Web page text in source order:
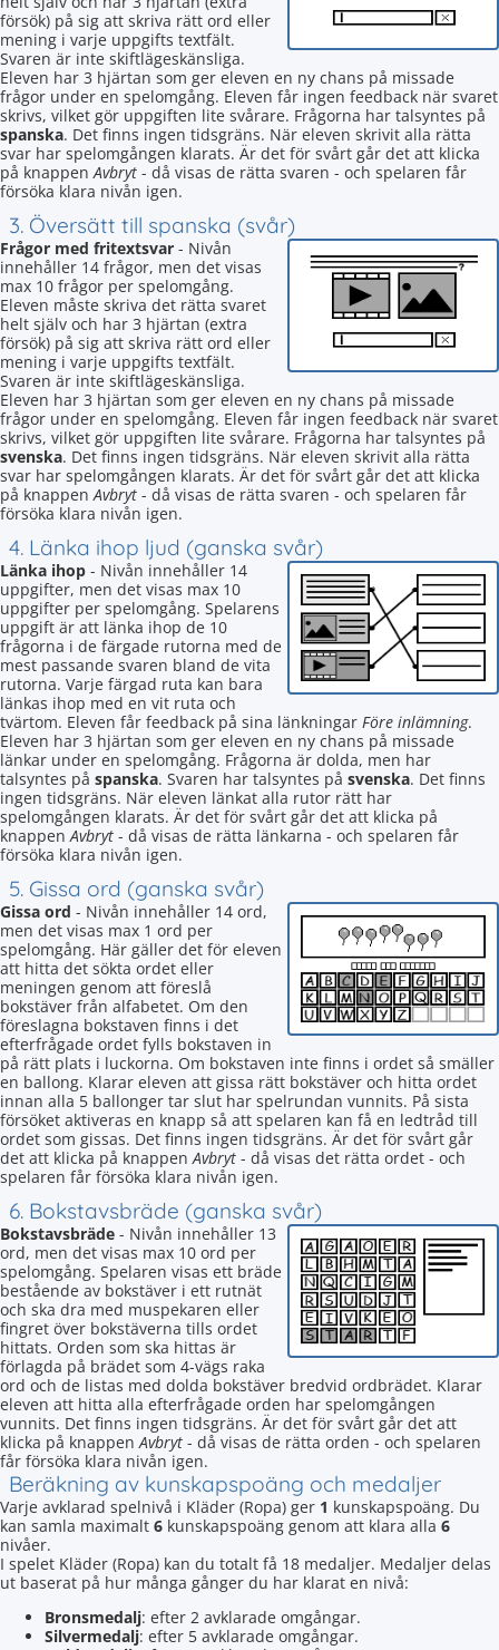
försök) på sig att skriva rätt ord eller
mening i varje uppgifts textfält.
Svaren är inte skiftlägeskänsliga.
Eleven har 3 hjärtan som ger eleven en ny chans på missade
frågor under en spelomgång. Eleven får ingen feedback när svaret
skrivs, vilket gör uppgiften lite svårare. Frågorna har talsyntes på
spanska. Det finns ingen tidsgräns. När eleven skrivit alla rätta
svar har spelomgången klarats. Är det för svårt går det att klicka
på knappenAvbryt - då visas de rätta svaren - och spelaren får
försöka klara nivån igen.
3. Översätt till spanska (svår)
Frågor med fritextsvar - Nivån
innehåller 14 frågor, men det visas
max 10 frågor per spelomgång.
Eleven måste skriva det rätta svaret
helt själv och har 3 hjärtan (extra
försök) på sig att skriva rätt ord eller
mening i varje uppgifts textfält.
Svaren är inte skiftlägeskänsliga.
Eleven har 3 hjärtan som ger eleven en ny chans på missade
frågor under en spelomgång. Eleven får ingen feedback när svaret
skrivs, vilket gör uppgiften lite svårare. Frågorna har talsyntes på
svenska. Det finns ingen tidsgräns. När eleven skrivit alla rätta
svar har spelomgången klarats. Är det för svårt går det att klicka
på knappenAvbryt - då visas de rätta svaren - och spelaren får
försöka klara nivån igen.
4. Länka ihop ljud (ganska svår)
Länka ihop - Nivån innehåller 14
uppgifter, men det visas max 10
uppgifter per spelomgång. Spelarens
uppgift är att länka ihop de 10
frågorna i de färgade rutorna med de
mest passande svaren bland de vita
rutorna. Varje färgad ruta kan bara
länkas ihop med en vit ruta och
tvärtom. Eleven får feedback på sina länkningar Före inlämning.
Eleven har 3 hjärtan som ger eleven en ny chans på missade
länkar under en spelomgång. Frågorna är dolda, men har
talsyntes på spanska. Svaren har talsyntes på svenska. Det finns
ingen tidsgräns. När eleven länkat alla rutor rätt har
spelomgången klarats. Är det för svårt går det att klicka på
knappenAvbryt - då visas de rätta länkarna - och spelaren får
försöka klara nivån igen.
5. Gissa ord (ganska svår)
Gissa ord - Nivån innehåller 14 ord,
men det visas max 1 ord per
spelomgång. Här gäller det för eleven
att hitta det sökta ordet eller
meningen genom att föreslå
bokstäver från alfabetet. Om den
föreslagna bokstaven finns i det
efterfrågade ordet fylls bokstaven in
på rätt plats i luckorna. Om bokstaven inte finns i ordet så smäller
en ballong. Klarar eleven att gissa rätt bokstäver och hitta ordet
innan alla 5 ballonger tar slut har spelrundan vunnits. På sista
försöket aktiveras en knapp så att spelaren kan få en ledtråd till
ordet som gissas. Det finns ingen tidsgräns. Är det för svårt går
det att klicka på knappenAvbryt - då visas det rätta ordet - och
spelaren får försöka klara nivån igen.
6. Bokstavsbräde (ganska svår)
Bokstavsbräde - Nivån innehåller 13
ord, men det visas max 10 ord per
spelomgång. Spelaren visas ett bräde
bestående av bokstäver i ett rutnät
och ska dra med muspekaren eller
fingret över bokstäverna tills ordet
hittats. Orden som ska hittas är
förlagda på brädet som 4-vägs raka
ord och de listas med dolda bokstäver bredvid ordbrädet. Klarar
eleven att hitta alla efterfrågade orden har spelomgången
vunnits. Det finns ingen tidsgräns. Är det för svårt går det att
klicka på knappenAvbryt - då visas de rätta orden - och spelaren
får försöka klara nivån igen.
Beräkning av kunskapspoäng och medaljer
Varje avklarad spelnivå i Kläder (Ropa) ger 1 kunskapspoäng. Du
kan samla maximalt 6 kunskapspoäng genom att klara alla 6
nivåer.
I spelet Kläder (Ropa) kan du totalt få 18 medaljer. Medaljer delas
ut baserat på hur många gånger du har klarat en nivå:
Bronsmedalj: efter 2 avklarade omgångar.
Silvermedalj: efter 5 avklarade omgångar.